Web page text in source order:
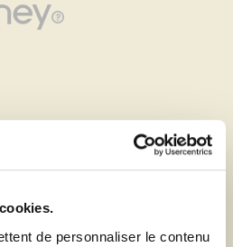
de personnaliser le contenu
dans notre design store